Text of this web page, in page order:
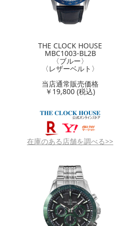
THE CLOCK HOUSE
MBC1003-BL2B
〈ブルー〉
〈レザーベルト〉
当店通常販売価格
￥19,800 (税込)
在庫のある店舗を調べる>>